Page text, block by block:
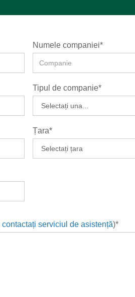
Numele companiei*
Tipul de companie*
Țara*
contactați serviciul de asistență)*